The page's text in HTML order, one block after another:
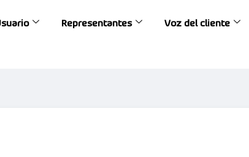
Representantes Voz del cliente